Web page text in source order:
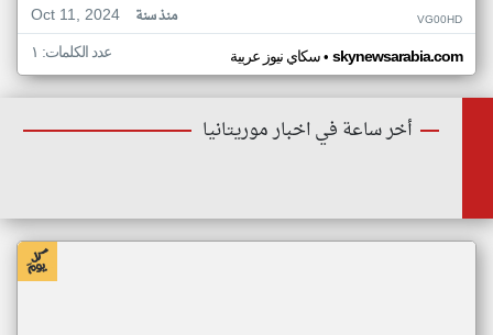
Oct 11, 2024
منذ سنة VG00HD
سكاي نيوز عربية• skynewsarabia.com عدد الكلمات: ١
أخر ساعة في اخبار موريتانيا